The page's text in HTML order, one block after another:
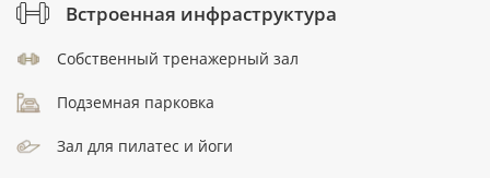
Встроенная инфраструктура
Собственный тренажерный зал
Подземная парковка
Зал для пилатес и йоги